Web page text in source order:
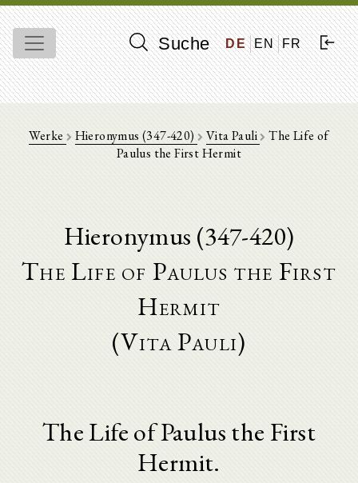
Suche DE EN FR
Werke Hieronymus (347-420) Vita Pauli The Life of
Paulus the First Hermit
Hieronymus (347-420)
The Life of Paulus the First
Hermit
(Vita Pauli)
The Life of Paulus the First
Hermit.